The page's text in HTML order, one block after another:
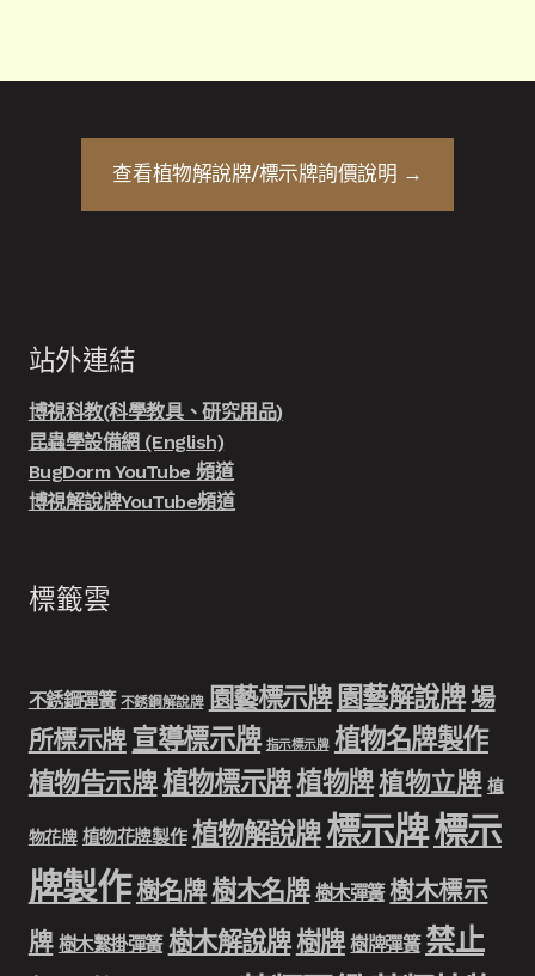
查看植物解說牌/標示牌詢價說明 →
站外連結
博視科教(科學教具、研究用品)
昆蟲學設備網 (English)
BugDorm YouTube 頻道
博視解說牌YouTube頻道
標籤雲
不銹鋼彈簧 不銹鋼解說牌 園藝標示牌 園藝解說牌場
所標示牌 宣導標示牌 指示標示牌 植物名牌製作
植物告示牌植物標示牌植物牌植物立牌 植
物花牌 植物花牌製作 植物解說牌 標示牌標示
牌製作樹名牌樹木名牌 樹木彈簧 樹木標示
牌 樹木繫掛彈簧 樹木解說牌樹牌 樹牌彈簧 禁止